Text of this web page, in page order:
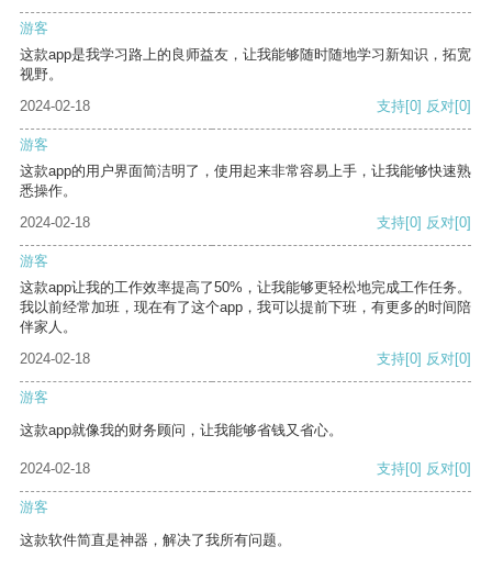
游客
这款app是我学习路上的良师益友，让我能够随时随地学习新知识，拓宽
视野。
2024-02-18
支持[0] 反对[0]
游客
这款app的用户界面简洁明了，使用起来非常容易上手，让我能够快速熟
悉操作。
2024-02-18
支持[0] 反对[0]
游客
这款app让我的工作效率提高了50%，让我能够更轻松地完成工作任务。
我以前经常加班，现在有了这个app，我可以提前下班，有更多的时间陪
伴家人。
2024-02-18
支持[0] 反对[0]
游客
这款app就像我的财务顾问，让我能够省钱又省心。
2024-02-18 支持[0] 反对[0]
游客
这款软件简直是神器，解决了我所有问题。